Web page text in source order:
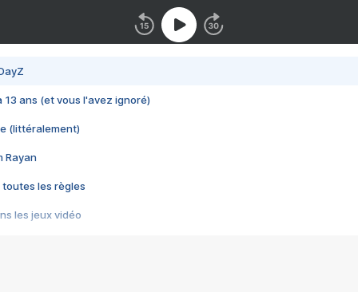
13 ans (et vous l'avez ignoré)
(littéralement)
Rayan
toutes les règles
les jeux vidéo